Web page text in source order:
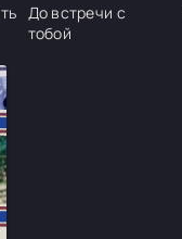
До встречи с
тобой